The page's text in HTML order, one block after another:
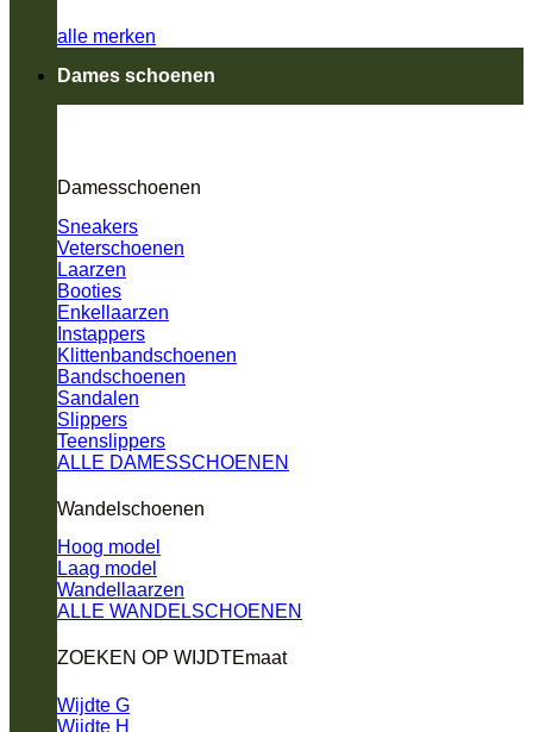
alle merken
Dames schoenen
Damesschoenen
Sneakers
Veterschoenen
Laarzen
Booties
Enkellaarzen
Instappers
Klittenbandschoenen
Bandschoenen
Sandalen
Slippers
Teenslippers
ALLE DAMESSCHOENEN
Wandelschoenen
Hoog model
Laag model
Wandellaarzen
ALLE WANDELSCHOENEN
ZOEKEN OP WIJDTEmaat
Wijdte G
Wijdte H